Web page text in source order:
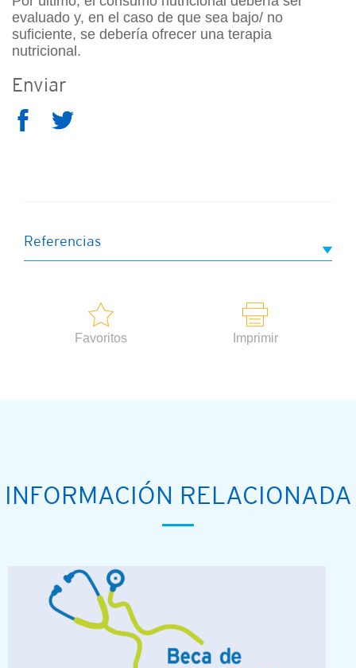
evaluado y, en el caso de que sea bajo/ no
suficiente, se debería ofrecer una terapia
nutricional.
Enviar
Referencias
Favoritos Imprimir
INFORMACIÓN RELACIONADA